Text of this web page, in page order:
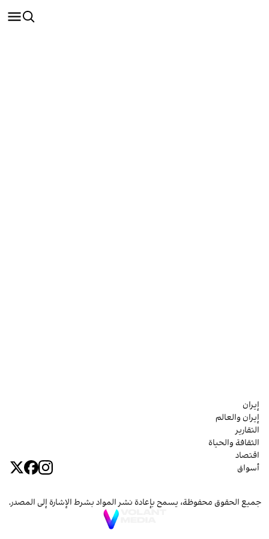
إيران
إيران والعالم
التقارير
الثقافة والحياة
اقتصاد
أسواق
جميع الحقوق محفوظة، يسمح بإعادة نشر المواد بشرط الإشارة إلى المصدر.